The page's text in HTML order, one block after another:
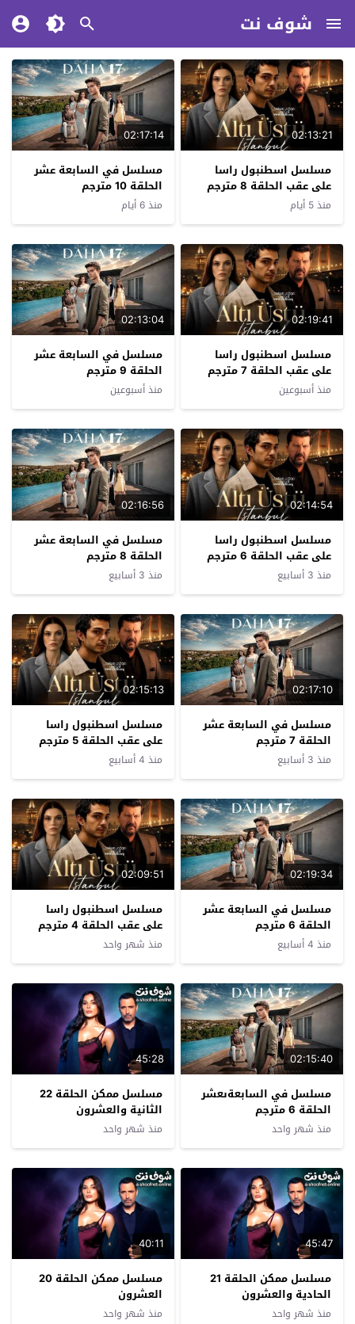
شوف نت
02:13:21
مسلسل اسطنبول راسا
على عقب الحلقة 8 مترجم
منذ 5 أيام
02:17:14
مسلسل في السابعة عشر
الحلقة 10 مترجم
منذ 6 أيام
02:19:41
مسلسل اسطنبول راسا
على عقب الحلقة 7 مترجم
منذ أسبوعين
02:13:04
مسلسل في السابعة عشر
الحلقة 9 مترجم
منذ أسبوعين
02:14:54
مسلسل اسطنبول راسا
على عقب الحلقة 6 مترجم
منذ 3 أسابيع
02:16:56
مسلسل في السابعة عشر
الحلقة 8 مترجم
منذ 3 أسابيع
02:17:10
مسلسل في السابعة عشر
الحلقة 7 مترجم
منذ 3 أسابيع
02:15:13
مسلسل اسطنبول راسا
على عقب الحلقة 5 مترجم
منذ 4 أسابيع
02:19:34
مسلسل في السابعة عشر
الحلقة 6 مترجم
منذ 4 أسابيع
02:09:51
مسلسل اسطنبول راسا
على عقب الحلقة 4 مترجم
منذ شهر واحد
02:15:40
مسلسل في السابعةىعشر
الحلقة 6 مترجم
منذ شهر واحد
45:28
مسلسل ممكن الحلقة 22
الثانية والعشرون
منذ شهر واحد
45:47
مسلسل ممكن الحلقة 21
الحادية والعشرون
منذ شهر واحد
40:11
مسلسل ممكن الحلقة 20
العشرون
منذ شهر واحد